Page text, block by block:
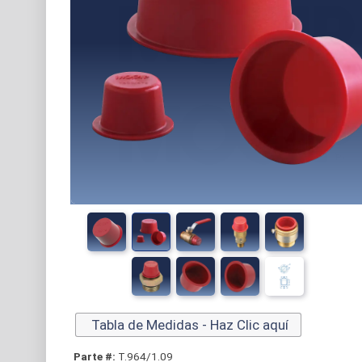
Tabla de Medidas - Haz Clic aquí
Parte #: T.964/1.09